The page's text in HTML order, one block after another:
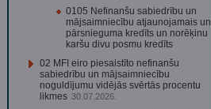
0105 Nefinanšu sabiedrību un
mājsaimniecību atjaunojamais un
pārsnieguma kredīts un norēķinu
karšu divu posmu kredīts
02 MFI eiro piesaistīto nefinanšu
sabiedrību un mājsaimniecību
noguldījumu vidējās svērtās procentu
likmes 30.07.2026.